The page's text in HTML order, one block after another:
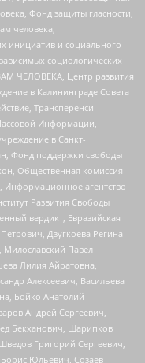
Фонд защиты гласности,
человека,
инициатив и социального
социологических
ЧЕЛОВЕКА, Центр развития
в Калининграде Совета
Трансперенси
Информации,
в Санкт-
Фонд поддержки свободы
Общественная комиссия
Информационное агентство
Развития Свободы
вердикт, Евразийская
Дзугкоева Регина
Павел
Лилия Айратовна,
Алексеевич, Васильева
Бойко Анатолий
Андрей Сергеевич,
Бекханович, Шарипков
Григорий Сергеевич,
Юльевич, Созаев